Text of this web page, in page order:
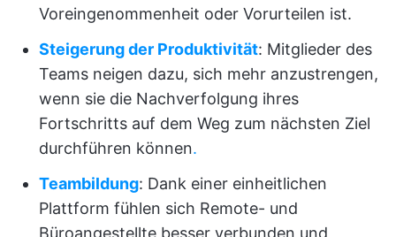
Voreingenommenheit oder Vorurteilen ist.
Steigerung der Produktivität: Mitglieder des
Teams neigen dazu, sich mehr anzustrengen,
wenn sie die Nachverfolgung ihres
Fortschritts auf dem Weg zum nächsten Ziel
durchführen können.
Teambildung: Dank einer einheitlichen
Plattform fühlen sich Remote- und